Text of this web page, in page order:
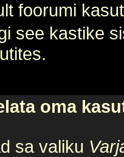
foorumi
see kastike
oma
sa valiku